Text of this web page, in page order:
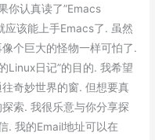
你认真读了”Emacs
应该能上手Emacs了. 虽然
个巨大的怪物一样可怕了.
Linux日记”的目的. 我希望
奇妙世界的窗. 但想要真
索. 我很乐意与你分享探
. 我的Email地址可以在